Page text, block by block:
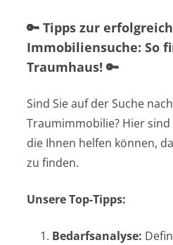
🔑 Tipps zur
Immobiliensuche: So
Traumhaus! 🔑
Sind Sie auf der Suche
Traumimmobilie? Hier
die Ihnen helfen können,
zu finden.
Unsere Top-Tipps:
Bedarfsanalyse: